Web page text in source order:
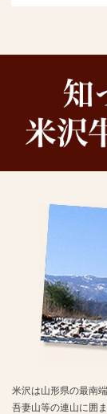
米沢は山形県の最南
吾妻山等の連山に囲